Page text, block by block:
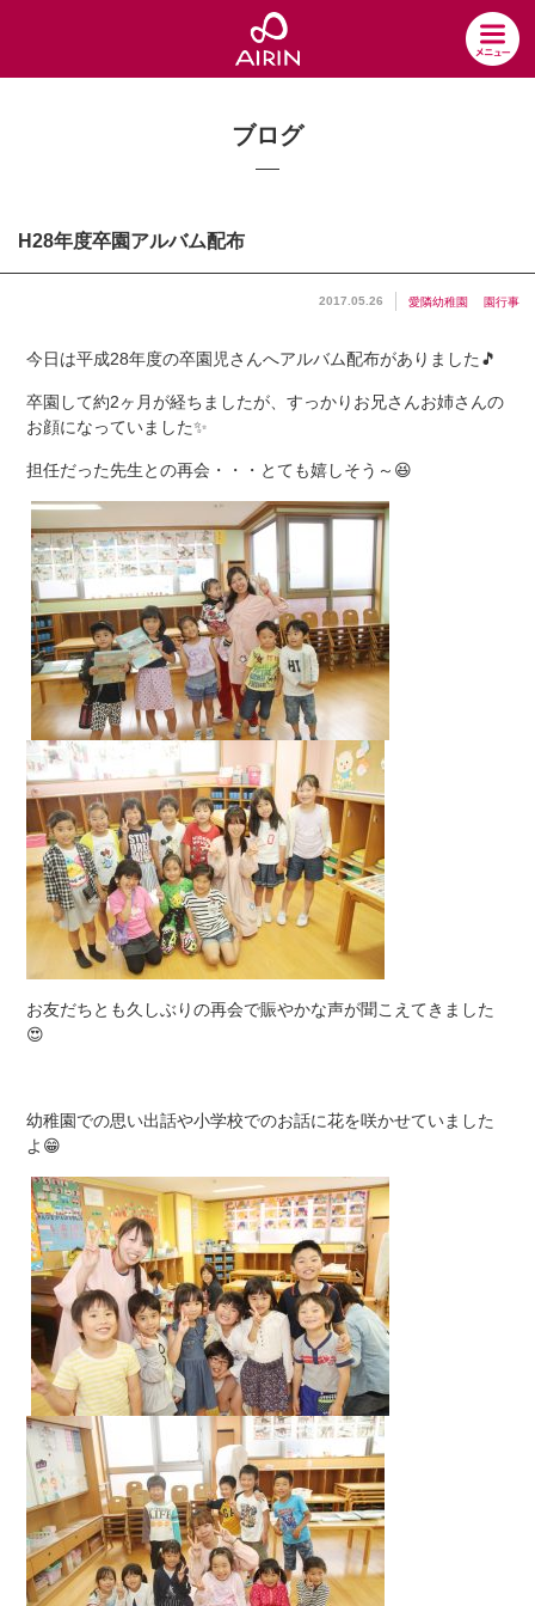
ブログ
H28年度卒園アルバム配布
2017.05.26 愛隣幼稚園 園行事
今日は平成28年度の卒園児さんへアルバム配布がありました🎵
卒園して約2ヶ月が経ちましたが、すっかりお兄さんお姉さんの
お顔になっていました✨
担任だった先生との再会・・・とても嬉しそう～😆
お友だちとも久しぶりの再会で賑やかな声が聞こえてきました
😍
幼稚園での思い出話や小学校でのお話に花を咲かせていました
よ😁